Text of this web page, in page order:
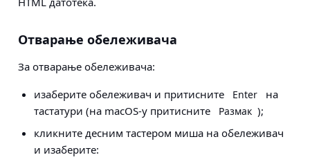
Отварање обележивача
За отварање обележивача:
изаберите обележивач и притисните
Enter
на
тастатури (на macOS-у притисните
Размак );
кликните десним тастером миша на обележивач
и изаберите: